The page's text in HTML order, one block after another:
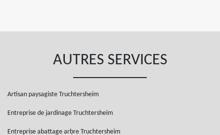
AUTRES SERVICES
Artisan paysagiste Truchtersheim
Entreprise de jardinage Truchtersheim
Entreprise abattage arbre Truchtersheim